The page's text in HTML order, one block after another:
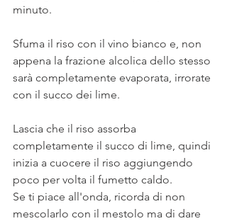
minuto.
Sfuma il riso con il vino bianco e, non
appena la frazione alcolica dello stesso
sarà completamente evaporata, irrorate
con il succo dei lime.
Lascia che il riso assorba
completamente il succo di lime, quindi
inizia a cuocere il riso aggiungendo
poco per volta il fumetto caldo.
Se ti piace all'onda, ricorda di non
mescolarlo con il mestolo ma di dare